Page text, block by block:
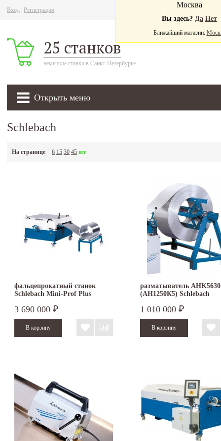
Вход Регистрация
25 станков
немецкие станки в Санкт-Петербурге
Открыть меню
Москва
Вы здесь? Да Нет
Ближайший магазин:
Schlebach
На странице 6 15 30 45 все
фальцепрокатный станок
Schlebach Mini-Prof Plus
3 690 000 ₽
разматыватель AHK5630
(AH1250К5) Schlebach
1 010 000 ₽